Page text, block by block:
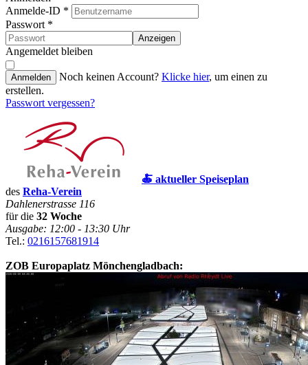
Anmelde-ID *
Passwort *
Anzeigen
Angemeldet bleiben
Anmelden Noch keinen Account? Klicke hier, um einen zu
erstellen.
Passwort vergessen?
🍝 aktueller Speiseplan
des Reha-Verein
Dahlenerstrasse 116
für die 32 Woche
Ausgabe: 12:00 - 13:30 Uhr
Tel.: 0216157681914
ZOB Europaplatz Mönchengladbach: